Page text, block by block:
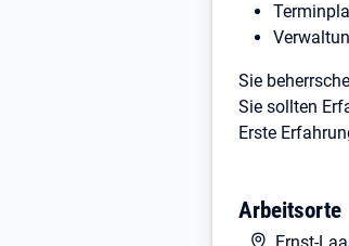
Sie
Sie sollten
Erste
Fähigkeiten
Arbeitsorte